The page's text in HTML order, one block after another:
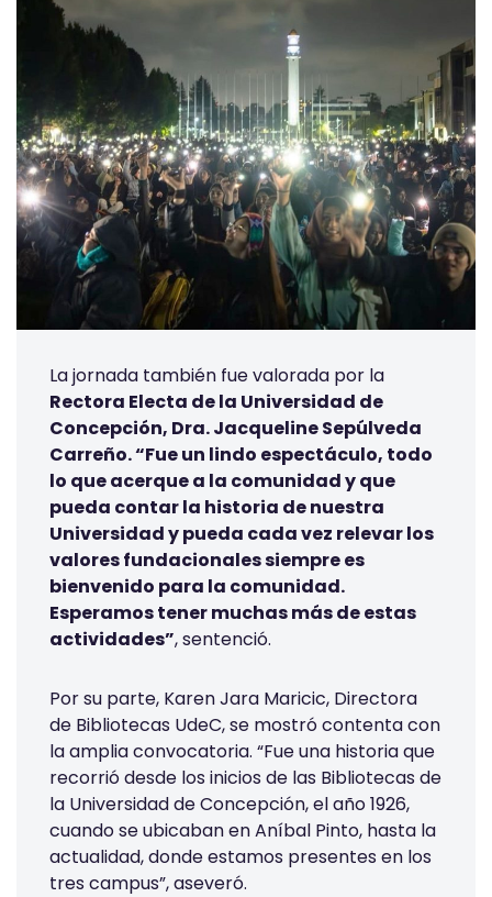
La jornada también fue valorada por la
Rectora Electa de la Universidad de
Concepción, Dra. Jacqueline Sepúlveda
Carreño. “Fue un lindo espectáculo, todo
lo que acerque a la comunidad y que
pueda contar la historia de nuestra
Universidad y pueda cada vez relevar los
valores fundacionales siempre es
bienvenido para la comunidad.
Esperamos tener muchas más de estas
actividades”, sentenció.
Por su parte, Karen Jara Maricic, Directora
de Bibliotecas UdeC, se mostró contenta con
la amplia convocatoria. “Fue una historia que
recorrió desde los inicios de las Bibliotecas de
la Universidad de Concepción, el año 1926,
cuando se ubicaban en Aníbal Pinto, hasta la
actualidad, donde estamos presentes en los
tres campus”, aseveró.